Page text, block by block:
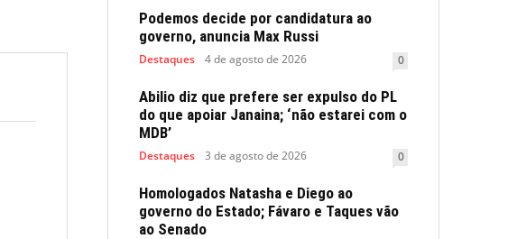
Podemos decide por candidatura ao
governo, anuncia Max Russi
Destaques 4 de agosto de 2026 0
Abilio diz que prefere ser expulso do PL
do que apoiar Janaina; ‘não estarei com o
MDB’
Destaques 3 de agosto de 2026 0
Homologados Natasha e Diego ao
governo do Estado; Fávaro e Taques vão
ao Senado